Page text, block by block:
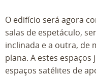
O edifício será agora
salas de espetáculo,
inclinada e a outra, de
plana. A estes
espaços satélites de